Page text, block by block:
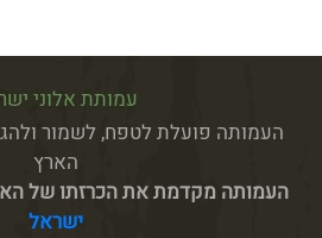
עמותת אלוני
העמותה פועלת לטפח, לשמור
הארץ
העמותה מקדמת את הכרזתו של
ישראל